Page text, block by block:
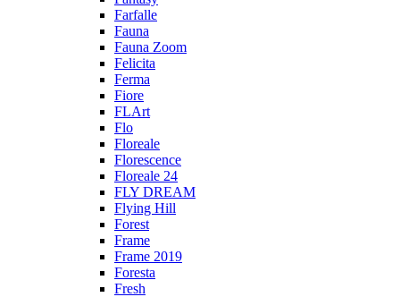
Farfalle
Fauna
Fauna Zoom
Felicita
Ferma
Fiore
FLArt
Flo
Floreale
Florescence
Floreale 24
FLY DREAM
Flying Hill
Forest
Frame
Frame 2019
Foresta
Fresh